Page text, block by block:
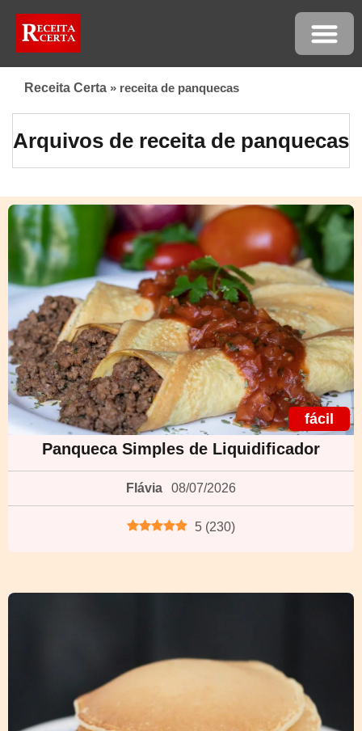
Receita Certa » receita de panquecas
Arquivos de receita de panquecas
fácil
Panqueca Simples de Liquidificador
Flávia 08/07/2026
5 (230)